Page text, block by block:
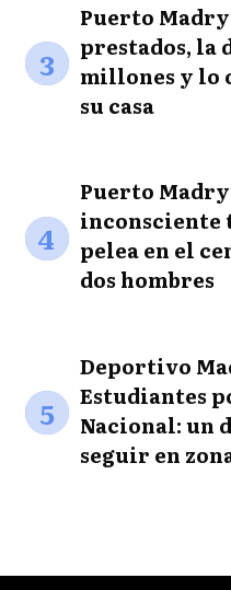
3
Puerto
prestados, la
millones y lo
su casa
4
Puerto
inconsciente
pelea en el
dos hombres
5
Deportivo
Estudiantes
Nacional: un
seguir en